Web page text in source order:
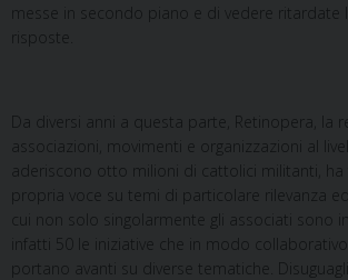
messe in secondo piano e di vedere ritardate
risposte.
Da diversi anni a questa parte, Retinopera, la
associazioni, movimenti e organizzazioni al
aderiscono otto milioni di cattolici militanti,
propria voce su temi di particolare rilevanza
cui non solo singolarmente gli associati sono
infatti 50 le iniziative che in modo collaborativo
portano avanti su diverse tematiche.